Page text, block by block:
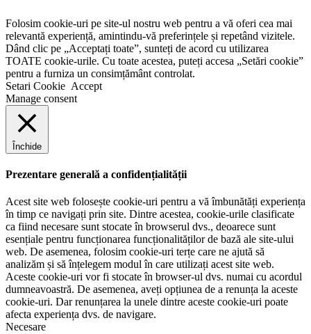
Folosim cookie-uri pe site-ul nostru web pentru a vă oferi cea mai
relevantă experiență, amintindu-vă preferințele și repetând vizitele.
Dând clic pe „Acceptați toate”, sunteți de acord cu utilizarea
TOATE cookie-urile. Cu toate acestea, puteți accesa „Setări cookie”
pentru a furniza un consimțământ controlat.
Setari Cookie Accept
Manage consent
Închide
Prezentare generală a confidențialității
Acest site web folosește cookie-uri pentru a vă îmbunătăți experiența
în timp ce navigați prin site. Dintre acestea, cookie-urile clasificate
ca fiind necesare sunt stocate în browserul dvs., deoarece sunt
esențiale pentru funcționarea funcționalităților de bază ale site-ului
web. De asemenea, folosim cookie-uri terțe care ne ajută să
analizăm și să înțelegem modul în care utilizați acest site web.
Aceste cookie-uri vor fi stocate în browser-ul dvs. numai cu acordul
dumneavoastră. De asemenea, aveți opțiunea de a renunța la aceste
cookie-uri. Dar renunțarea la unele dintre aceste cookie-uri poate
afecta experiența dvs. de navigare.
Necesare